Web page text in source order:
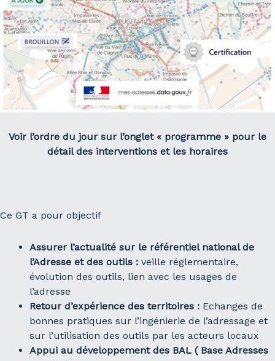
Voir l’ordre du jour sur l’onglet « programme » pour le
détail des interventions et les horaires
Ce GT a pour objectif
Assurer l’actualité sur le référentiel national de
l’Adresse et des outils : veille réglementaire,
évolution des outils, lien avec les usages de
l’adresse
Retour d’expérience des territoires : Echanges de
bonnes pratiques sur l’ingénierie de l’adressage et
sur l’utilisation des outils par les acteurs locaux
Appui au développement des BAL ( Base Adresses